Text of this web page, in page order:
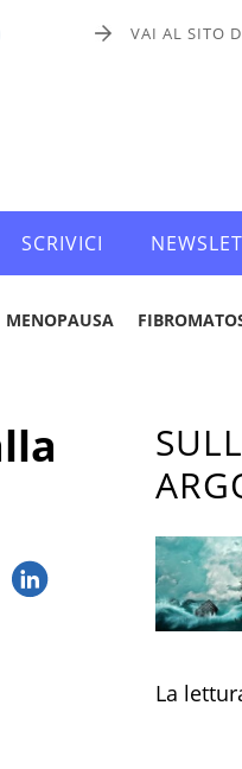
VAI AL SITO
SCRIVICI
MENOPAUSA
La